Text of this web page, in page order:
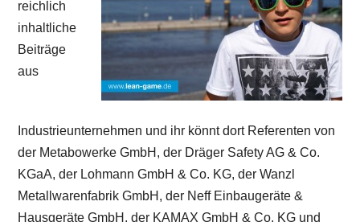
reichlich
inhaltliche
Beiträge
aus
Industrieunternehmen und ihr könnt dort Referenten von
der Metabowerke GmbH, der Dräger Safety AG & Co.
KGaA, der Lohmann GmbH & Co. KG, der Wanzl
Metallwarenfabrik GmbH, der Neff Einbaugeräte &
Hausgeräte GmbH, der KAMAX GmbH & Co. KG und